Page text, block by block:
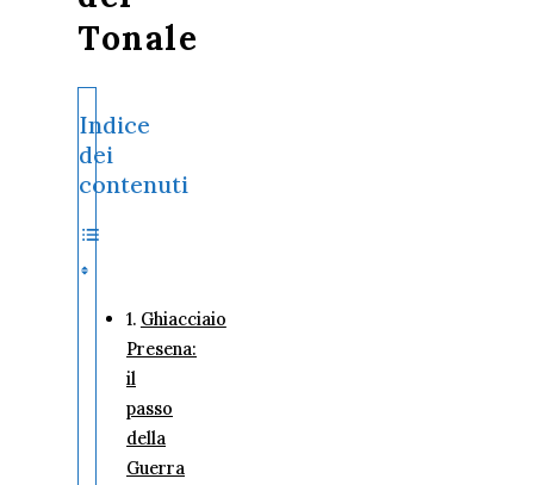
Tonale
Indice
dei
contenuti
Ghiacciaio
Presena:
il
passo
della
Guerra